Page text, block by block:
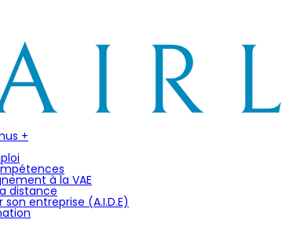
+
à la VAE
distance
entreprise (A.I.D.E)